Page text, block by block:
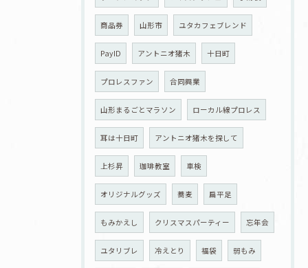
商品券 山形市 ユタカフェブレンド
PayID アントニオ猪木 十日町
プロレスファン 合同興業
山形まるごとマラソン ローカル線プロレス
耳は十日町 アントニオ猪木を探して
上杉昇 珈琲教室 車検
オリジナルグッズ 蕎麦 扁平足
もみかえし クリスマスパーティー 忘年会
ユタリブレ 冷えとり 福袋 弱もみ